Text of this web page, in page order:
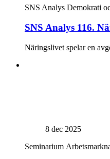
SNS Analys Demokrati
SNS Analys 116.
Näringslivet spelar en
8 dec 2025
Seminarium